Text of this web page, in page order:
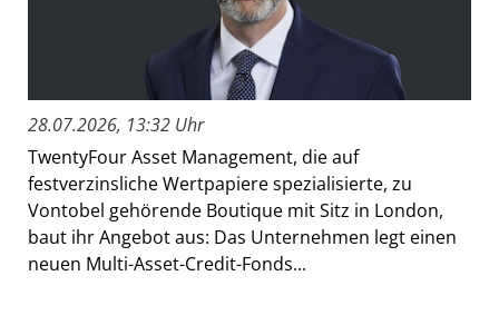
28.07.2026, 13:32 Uhr
TwentyFour Asset Management, die auf
festverzinsliche Wertpapiere spezialisierte, zu
Vontobel gehörende Boutique mit Sitz in London,
baut ihr Angebot aus: Das Unternehmen legt einen
neuen Multi-Asset-Credit-Fonds...